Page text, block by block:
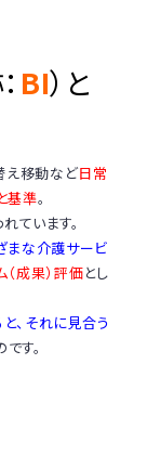
BI）と
え移動など日常
基準。
ています。
まな介護サービ
成果）評価とし
、それに見合う
す。